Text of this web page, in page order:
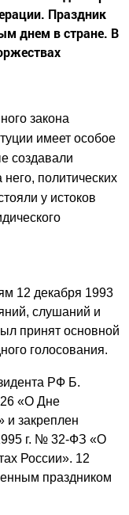
Праздник
днем в стране. В
закона
имеет особое
создавали
него, политических
у истоков
12 декабря 1993
слушаний и
принят основной
голосования.
РФ Б.
«О Дне
и закреплен
г. № 32-ФЗ «О
России». 12
праздником